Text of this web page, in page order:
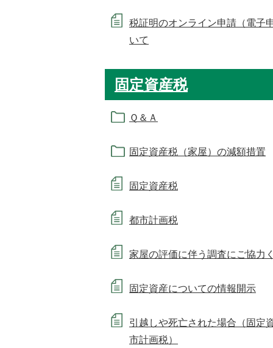
税証明のオンライン申請（電子
いて
固定資産税
Ｑ＆Ａ
固定資産税（家屋）の減額措置
固定資産税
都市計画税
家屋の評価に伴う調査にご協力
固定資産についての情報開示
引越しや死亡された場合（固定
市計画税）